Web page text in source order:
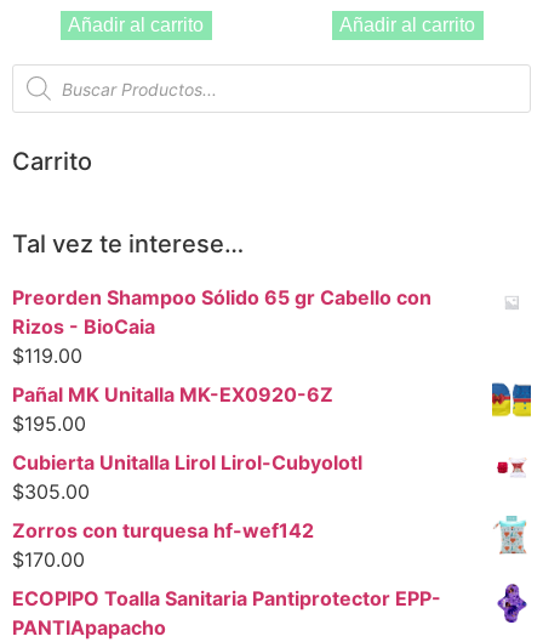
Añadir al carrito Añadir al carrito
Carrito
Tal vez te interese…
Preorden Shampoo Sólido 65 gr Cabello con
Rizos - BioCaia
$119.00
Pañal MK Unitalla MK-EX0920-6Z
$195.00
Cubierta Unitalla Lirol Lirol-Cubyolotl
$305.00
Zorros con turquesa hf-wef142
$170.00
ECOPIPO Toalla Sanitaria Pantiprotector EPP-
PANTIApapacho